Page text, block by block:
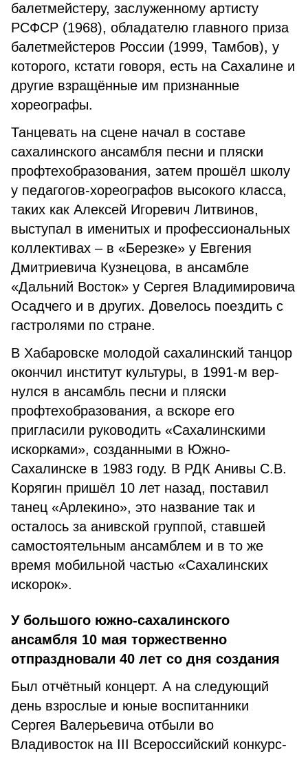
балетмейстеру, заслужен­ному артисту
РСФСР (1968), обладателю главного приза
ба­летмейстеров России (1999, Тамбов), у
которого, кстати го­воря, есть на Сахалине и
дру­гие взращённые им признан­ные
хореографы.
Танцевать на сцене начал в составе
сахалинского ансамбля песни и пляски
профтехобразо­вания, затем прошёл школу
у педагогов-хореографов высо­кого класса,
таких как Алексей Игоревич Литвинов,
выступал в именитых и профессиональ­ных
коллективах – в «Березке» у Евгения
Дмитриевича Куз­нецова, в ансамбле
«Дальний Восток» у Сергея Владимиро­вича
Осадчего и в других. Дове­лось поездить с
гастролями по стране.
В Хабаровске молодой са­халинский танцор
окончил ин­ститут культуры, в 1991-м вер­
нулся в ансамбль песни и пляски
профтехобразования, а вскоре его
пригласили руководить «Са­халинскими
искорками», создан­ными в Южно-
Сахалинске в 1983 году. В РДК Анивы С.В.
Корягин пришёл 10 лет назад, поставил
танец «Арлекино», это название так и
осталось за анивской груп­пой, ставшей
самостоятельным ансамблем и в то же
время мо­бильной частью «Сахалинских
искорок».
У большого южно-сахалинско­го
ансамбля 10 мая торжествен­но
отпраздновали 40 лет со дня создания
Был отчётный концерт. А на следующий
день взрослые и юные воспитанники
Сергея Вале­рьевича отбыли во
Владивосток на III Всероссийский конкурс-